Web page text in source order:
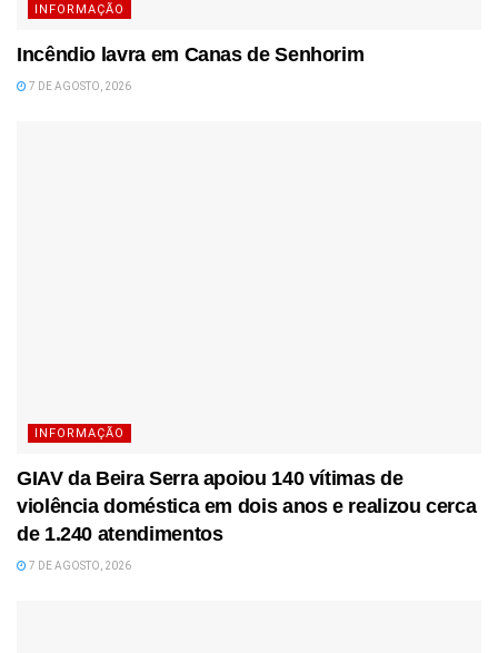
INFORMAÇÃO
Incêndio lavra em Canas de Senhorim
7 DE AGOSTO, 2026
INFORMAÇÃO
GIAV da Beira Serra apoiou 140 vítimas de
violência doméstica em dois anos e realizou cerca
de 1.240 atendimentos
7 DE AGOSTO, 2026